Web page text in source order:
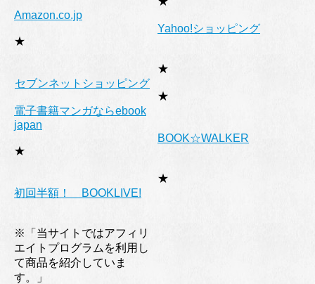
Amazon.co.jp
★
Yahoo!ショッピング
★
セブンネットショッピング
★
電子書籍マンガならebook
japan
★
BOOK☆WALKER
★
初回半額！ BOOKLIVE!
※「当サイトではアフィリ
エイトプログラムを利用し
て商品を紹介していま
す。」